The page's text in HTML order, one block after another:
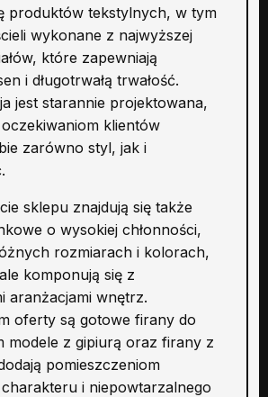
produktów tekstylnych, w tym
wykonane z najwyższej
które zapewniają
i długotrwałą trwałość.
jest starannie projektowana,
klientów
zarówno styl, jak i
sklepu znajdują się także
o wysokiej chłonności,
rozmiarach i kolorach,
komponują się z
aranżacjami wnętrz.
oferty są gotowe firany do
modele z gipiurą oraz firany z
pomieszczeniom
i niepowtarzalnego